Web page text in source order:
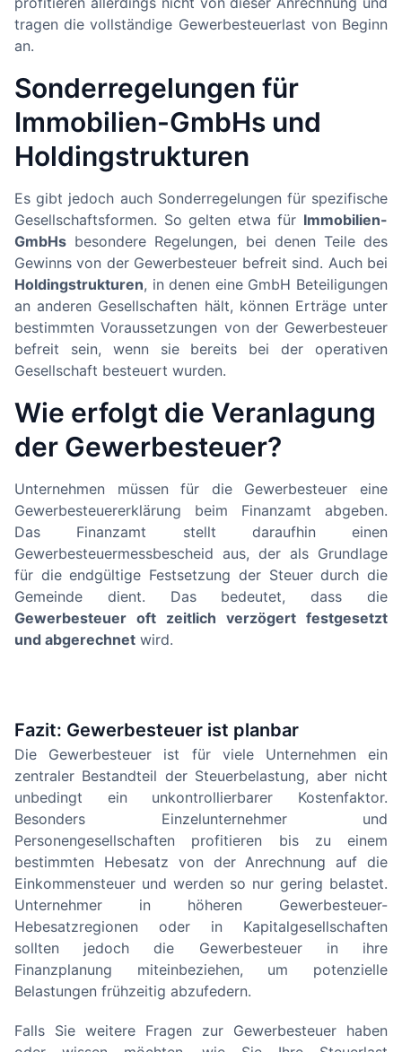
tragen die vollständige Gewerbesteuerlast von Beginn
an.
Sonderregelungen für
Immobilien-GmbHs und
Holdingstrukturen
Es gibt jedoch auch Sonderregelungen für spezifische
Gesellschaftsformen. So gelten etwa für Immobilien-
GmbHs besondere Regelungen, bei denen Teile des
Gewinns von der Gewerbesteuer befreit sind. Auch bei
Holdingstrukturen, in denen eine GmbH Beteiligungen
an anderen Gesellschaften hält, können Erträge unter
bestimmten Voraussetzungen von der Gewerbesteuer
befreit sein, wenn sie bereits bei der operativen
Gesellschaft besteuert wurden.
Wie erfolgt die Veranlagung
der Gewerbesteuer?
Unternehmen müssen für die Gewerbesteuer eine
Gewerbesteuererklärung beim Finanzamt abgeben.
Das Finanzamt stellt daraufhin einen
Gewerbesteuermessbescheid aus, der als Grundlage
für die endgültige Festsetzung der Steuer durch die
Gemeinde dient. Das bedeutet, dass die
Gewerbesteuer oft zeitlich verzögert festgesetzt
und abgerechnet wird.
Fazit: Gewerbesteuer ist planbar
Die Gewerbesteuer ist für viele Unternehmen ein
zentraler Bestandteil der Steuerbelastung, aber nicht
unbedingt ein unkontrollierbarer Kostenfaktor.
Besonders Einzelunternehmer und
Personengesellschaften profitieren bis zu einem
bestimmten Hebesatz von der Anrechnung auf die
Einkommensteuer und werden so nur gering belastet.
Unternehmer in höheren Gewerbesteuer-
Hebesatzregionen oder in Kapitalgesellschaften
sollten jedoch die Gewerbesteuer in ihre
Finanzplanung miteinbeziehen, um potenzielle
Belastungen frühzeitig abzufedern.
Falls Sie weitere Fragen zur Gewerbesteuer haben